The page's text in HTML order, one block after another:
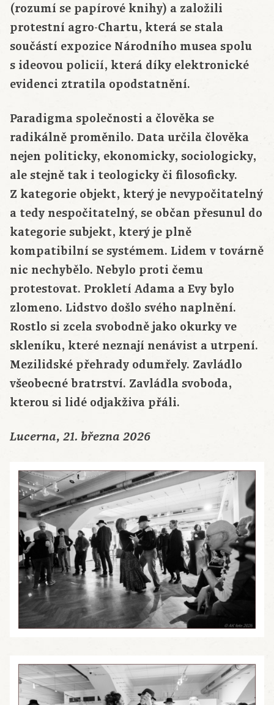
(rozumí se papírové knihy) a založili
protestní agro-Chartu, která se stala
součástí expozice Národního musea spolu
s ideovou policií, která díky elektronické
evidenci ztratila opodstatnění.
Paradigma společnosti a člověka se
radikálně proměnilo. Data určila člověka
nejen politicky, ekonomicky, sociologicky,
ale stejně tak i teologicky či filosoficky.
Z kategorie objekt, který je nevypočitatelný
a tedy nespočitatelný, se občan přesunul do
kategorie subjekt, který je plně
kompatibilní se systémem. Lidem v továrně
nic nechybělo. Nebylo proti čemu
protestovat. Prokletí Adama a Evy bylo
zlomeno. Lidstvo došlo svého naplnění.
Rostlo si zcela svobodně jako okurky ve
skleníku, které neznají nenávist a utrpení.
Mezilidské přehrady odumřely. Zavládlo
všeobecné bratrství. Zavládla svoboda,
kterou si lidé odjakživa přáli.
Lucerna, 21. března 2026